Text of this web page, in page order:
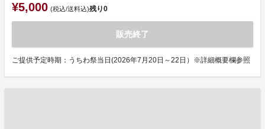
¥5,000 (税込/送料込)残り0
販売終了
ご提供予定時期：うちわ祭当日(2026年7月20日～22日）※詳細概要欄参照